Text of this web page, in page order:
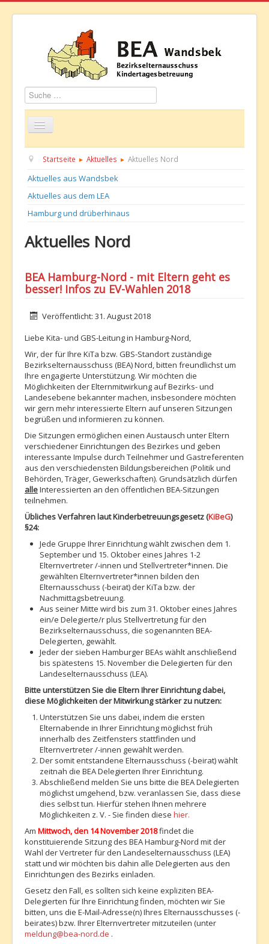
Suchen
Startseite Über uns Aktuelles
Startseite Aktuelles Aktuelles Nord
Aktuelles aus Wandsbek
Aktuelles aus dem LEA
Hamburg und drüberhinaus
Aktuelles Nord
BEA Hamburg-Nord - mit Eltern geht es
besser! Infos zu EV-Wahlen 2018
DetailsVeröffentlicht: 31. August 2018
Liebe Kita- und GBS-Leitung in Hamburg-Nord,
Wir, der für Ihre KiTa bzw. GBS-Standort zuständige
Bezirkselternausschuss (BEA) Nord, bitten freundlichst um
Ihre engagierte Unterstützung. Wir möchten die
Möglichkeiten der Elternmitwirkung auf Bezirks- und
Landesebene bekannter machen, insbesondere möchten
wir gern mehr interessierte Eltern auf unseren Sitzungen
begrüßen und informieren zu können.
Die Sitzungen ermöglichen einen Austausch unter Eltern
verschiedener Einrichtungen des Bezirkes und geben
interessante Impulse durch Teilnehmer und Gastreferenten
aus den verschiedensten Bildungsbereichen (Politik und
Behörden, Träger, Gewerkschaften). Grundsätzlich dürfen
alleInteressierten an den öffentlichen BEA-Sitzungen
teilnehmen.
Übliches Verfahren laut Kinderbetreuungsgesetz (KiBeG)
§24:
Jede Gruppe Ihrer Einrichtung wählt zwischen dem 1.
September und 15. Oktober eines Jahres 1-2
Elternvertreter /-innen und Stellvertreter*innen. Die
gewählten Elternvertreter*innen bilden den
Elternausschuss (-beirat) der KiTa bzw. der
Nachmittagsbetreuung.
Aus seiner Mitte wird bis zum 31. Oktober eines Jahres
ein/e Delegierte/r plus Stellvertretung für den
Bezirkselternausschuss, die sogenannten BEA-
Delegierten, gewählt.
Jeder der sieben Hamburger BEAs wählt anschließend
bis spätestens 15. November die Delegierten für den
Landeselternausschuss (LEA).
Bitte unterstützen Sie die Eltern Ihrer Einrichtung dabei,
diese Möglichkeiten der Mitwirkung stärker zu nutzen:
Unterstützen Sie uns dabei, indem die ersten
Elternabende in Ihrer Einrichtung möglichst früh
innerhalb des Zeitfensters stattfinden und
Elternvertreter /-innen gewählt werden.
Der somit entstandene Elternausschuss (-beirat) wählt
zeitnah die BEA Delegierten Ihrer Einrichtung.
Abschließend melden Sie uns bitte die BEA Delegierten
möglichst umgehend, bzw. veranlassen Sie, dass diese
dies selbst tun. Hierfür stehen Ihnen mehrere
Möglichkeiten z. V. - Sie finden diese hier.
Am Mittwoch, den 14 November 2018findet die
konstituierende Sitzung des BEA Hamburg-Nord mit der
Wahl der Vertreter für den Landeselternausschuss (LEA)
statt und wir möchten bis dahin alle Delegierten aus den
Einrichtungen des Bezirks einladen.
Gesetz den Fall, es sollten sich keine expliziten BEA-
Delegierten für Ihre Einrichtung finden, möchten wir Sie
bitten, uns die E-Mail-Adresse(n) Ihres Elternausschusses (-
beirates) bzw. Ihrer Elternvertreter mitzuteilen (unter
meldung@bea-nord.de .